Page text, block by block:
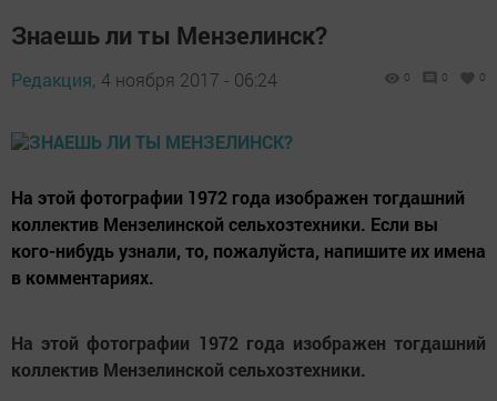
Знаешь ли ты Мензелинск?
Редакция, 4 ноября 2017 - 06:24 0 0 0
На этой фотографии 1972 года изображен тогдашний
коллектив Мензелинской сельхозтехники. Если вы
кого-нибудь узнали, то, пожалуйста, напишите их имена
в комментариях.
На этой фотографии 1972 года изображен тогдашний
коллектив Мензелинской сельхозтехники.